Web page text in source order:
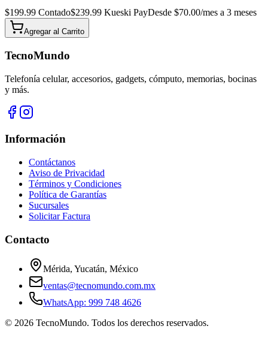
$199.99 Contado$239.99 Kueski PayDesde $70.00/mes a 3 meses
Agregar al Carrito
TecnoMundo
Telefonía celular, accesorios, gadgets, cómputo, memorias, bocinas
y más.
Información
Contáctanos
Aviso de Privacidad
Términos y Condiciones
Política de Garantías
Sucursales
Solicitar Factura
Contacto
Mérida, Yucatán, México
ventas@tecnomundo.com.mx
WhatsApp: 999 748 4626
© 2026 TecnoMundo. Todos los derechos reservados.